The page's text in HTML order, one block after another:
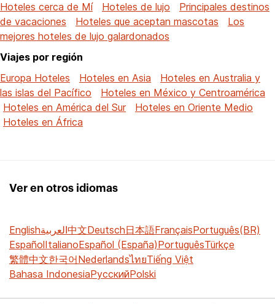
Hoteles cerca de Mí
Hoteles de lujo
Principales destinos
de vacaciones
Hoteles que aceptan mascotas
Los
mejores hoteles de lujo galardonados
Viajes por región
Europa Hoteles
Hoteles en Asia
Hoteles en Australia y
las islas del Pacífico
Hoteles en México y Centroamérica
Hoteles en América del Sur
Hoteles en Oriente Medio
Hoteles en África
Ver en otros idiomas
Englishالعربية中文Deutsch日本語FrançaisPortuguês(BR)
EspañolItalianoEspañol (España)PortuguêsTürkçe
繁體中文한국어NederlandsไทยTiếng Việt
Bahasa IndonesiaРусскийPolski